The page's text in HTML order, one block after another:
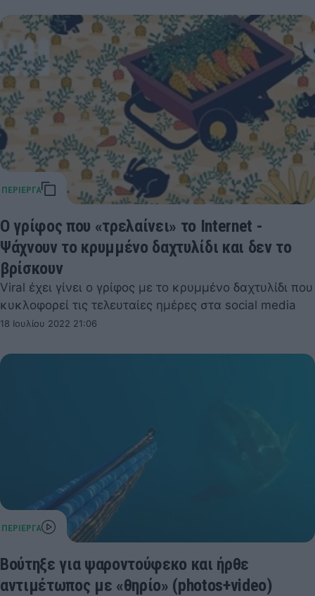
Ο γρίφος που «τρελαίνει» το Internet -
Ψάχνουν το κρυμμένο δαχτυλίδι και δεν το
βρίσκουν
Viral έχει γίνει ο γρίφος με το κρυμμένο δαχτυλίδι που
κυκλοφορεί τις τελευταίες ημέρες στα social media
18 Ιουλίου 2022 21:06
Βούτηξε για ψαροντούφεκο και ήρθε
αντιμέτωπος με «θηρίο» (photos+video)